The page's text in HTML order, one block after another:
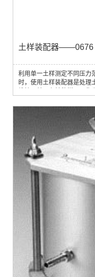
土样装配器——0676
利用单一土样测定不同压力
时，使用土样装配器是处理
土样。